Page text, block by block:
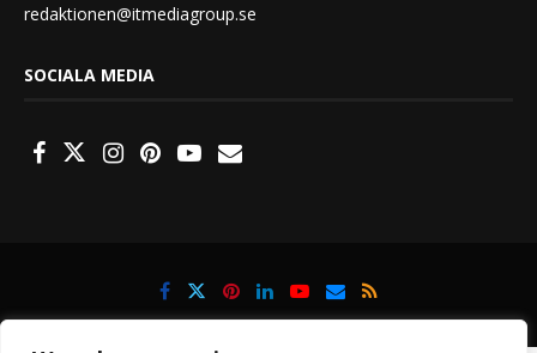
redaktionen@itmediagroup.se
SOCIALA MEDIA